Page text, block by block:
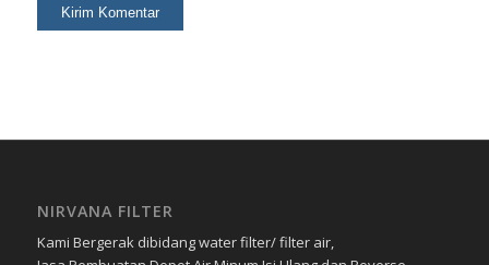
NIRVANA FILTER
Kami Bergerak dibidang water filter/ filter air,